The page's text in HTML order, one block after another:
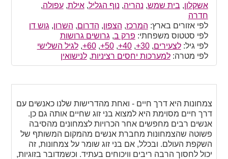
אשקלון, בית שמש, נהריה, נוף הגליל,אילת,עפולה,
חדרה
לפי אזורים בארץ: המרכז, הצפון, הדרום, השרון, גוש דן
לפי סטטוס משפחתי: פרק ב, גרושים גרושות
לפי גיל: לצעירים,
30+
,
40+
,
50+
,
60+
,לגיל השלישי
לפי מטרה: למערכות יחסים רציניות,לנישואין
צמחונות היא דרך חיים - ואחת מהדרישות שלנו כאנשים עם
דרך חיים מסוימת היא למצוא בני זוג שחיים אותה גם כן.
אנשים רבים מחפשים אחר הכרויות לצמחונים מהסיבה
פשוטה שהצמחונות מחברת אנשים מהמקום המשותף של
השקפת העולם. ובכלל, אם בני זוג שומר על צמחונות, זה
יכול לחסוך הרבה ריבים וויכוחים בעתיד. וכשמדובר בזוגיות,